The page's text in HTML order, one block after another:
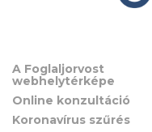
A Foglaljorvost
webhelytérképe
Online konzultáció
Koronavírus szűrés